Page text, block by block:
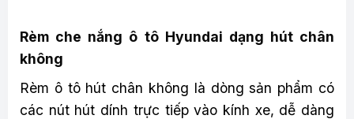
Rèm che nắng ô tô Hyundai dạng hút chân
không
Rèm ô tô hút chân không là dòng sản phẩm có
các nút hút dính trực tiếp vào kính xe, dễ dàng